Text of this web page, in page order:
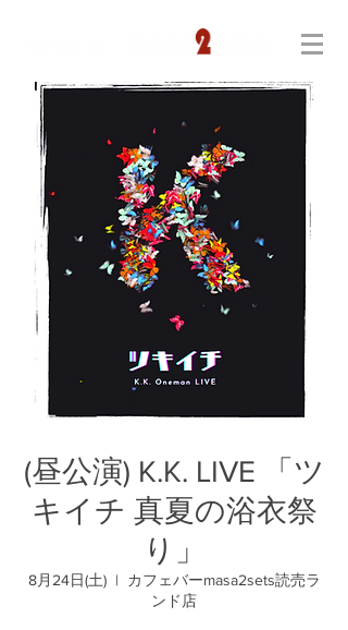
(昼公演) K.K. LIVE 「ツ
キイチ 真夏の浴衣祭
り」
8月24日(土)
  |
カフェバーmasa2sets読売ラ
ンド店